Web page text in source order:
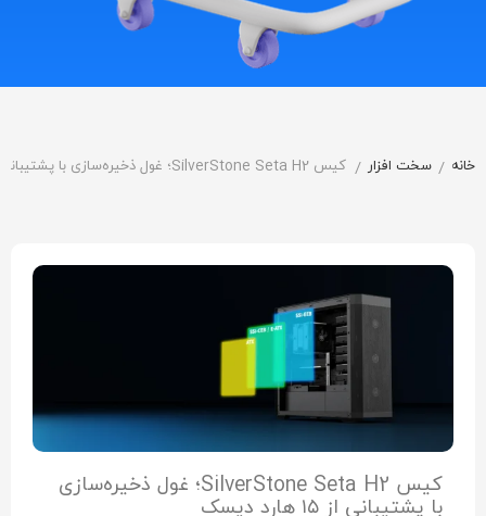
خانه / سخت افزار / کیس SilverStone Seta H2؛ غول ذخیره‌سازی با پشتیبانی از ۱۵ هارد دیسک
کیس SilverStone Seta H2؛ غول ذخیره‌سازی
با پشتیبانی از ۱۵ هارد دیسک